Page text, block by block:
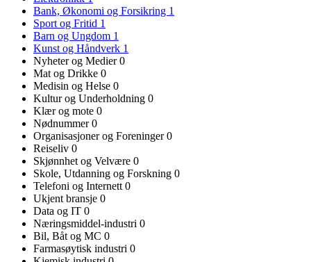
Bank, Økonomi og Forsikring 1
Sport og Fritid 1
Barn og Ungdom 1
Kunst og Håndverk 1
Nyheter og Medier0
Mat og Drikke 0
Medisin og Helse 0
Kultur og Underholdning 0
Klær og mote 0
Nødnummer0
Organisasjoner og Foreninger0
Reiseliv 0
Skjønnhet og Velvære 0
Skole, Utdanning og Forskning 0
Telefoni og Internett 0
Ukjent bransje 0
Data og IT 0
Næringsmiddel-industri 0
Bil, Båt og MC 0
Farmasøytisk industri 0